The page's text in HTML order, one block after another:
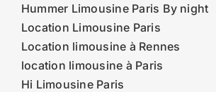
Hummer Limousine Paris By night
Location Limousine Paris
Location limousine à Rennes
location limousine à Paris
Hi Limousine Paris